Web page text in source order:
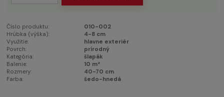
Číslo produktu:
010-002
Hrúbka (výška):
4-8 cm
Využitie:
hlavne exteriér
Povrch:
prírodný
Kategória:
šlapák
Balenie:
10 m²
Rozmery:
40-70 cm
Farba:
šedo-hnedá